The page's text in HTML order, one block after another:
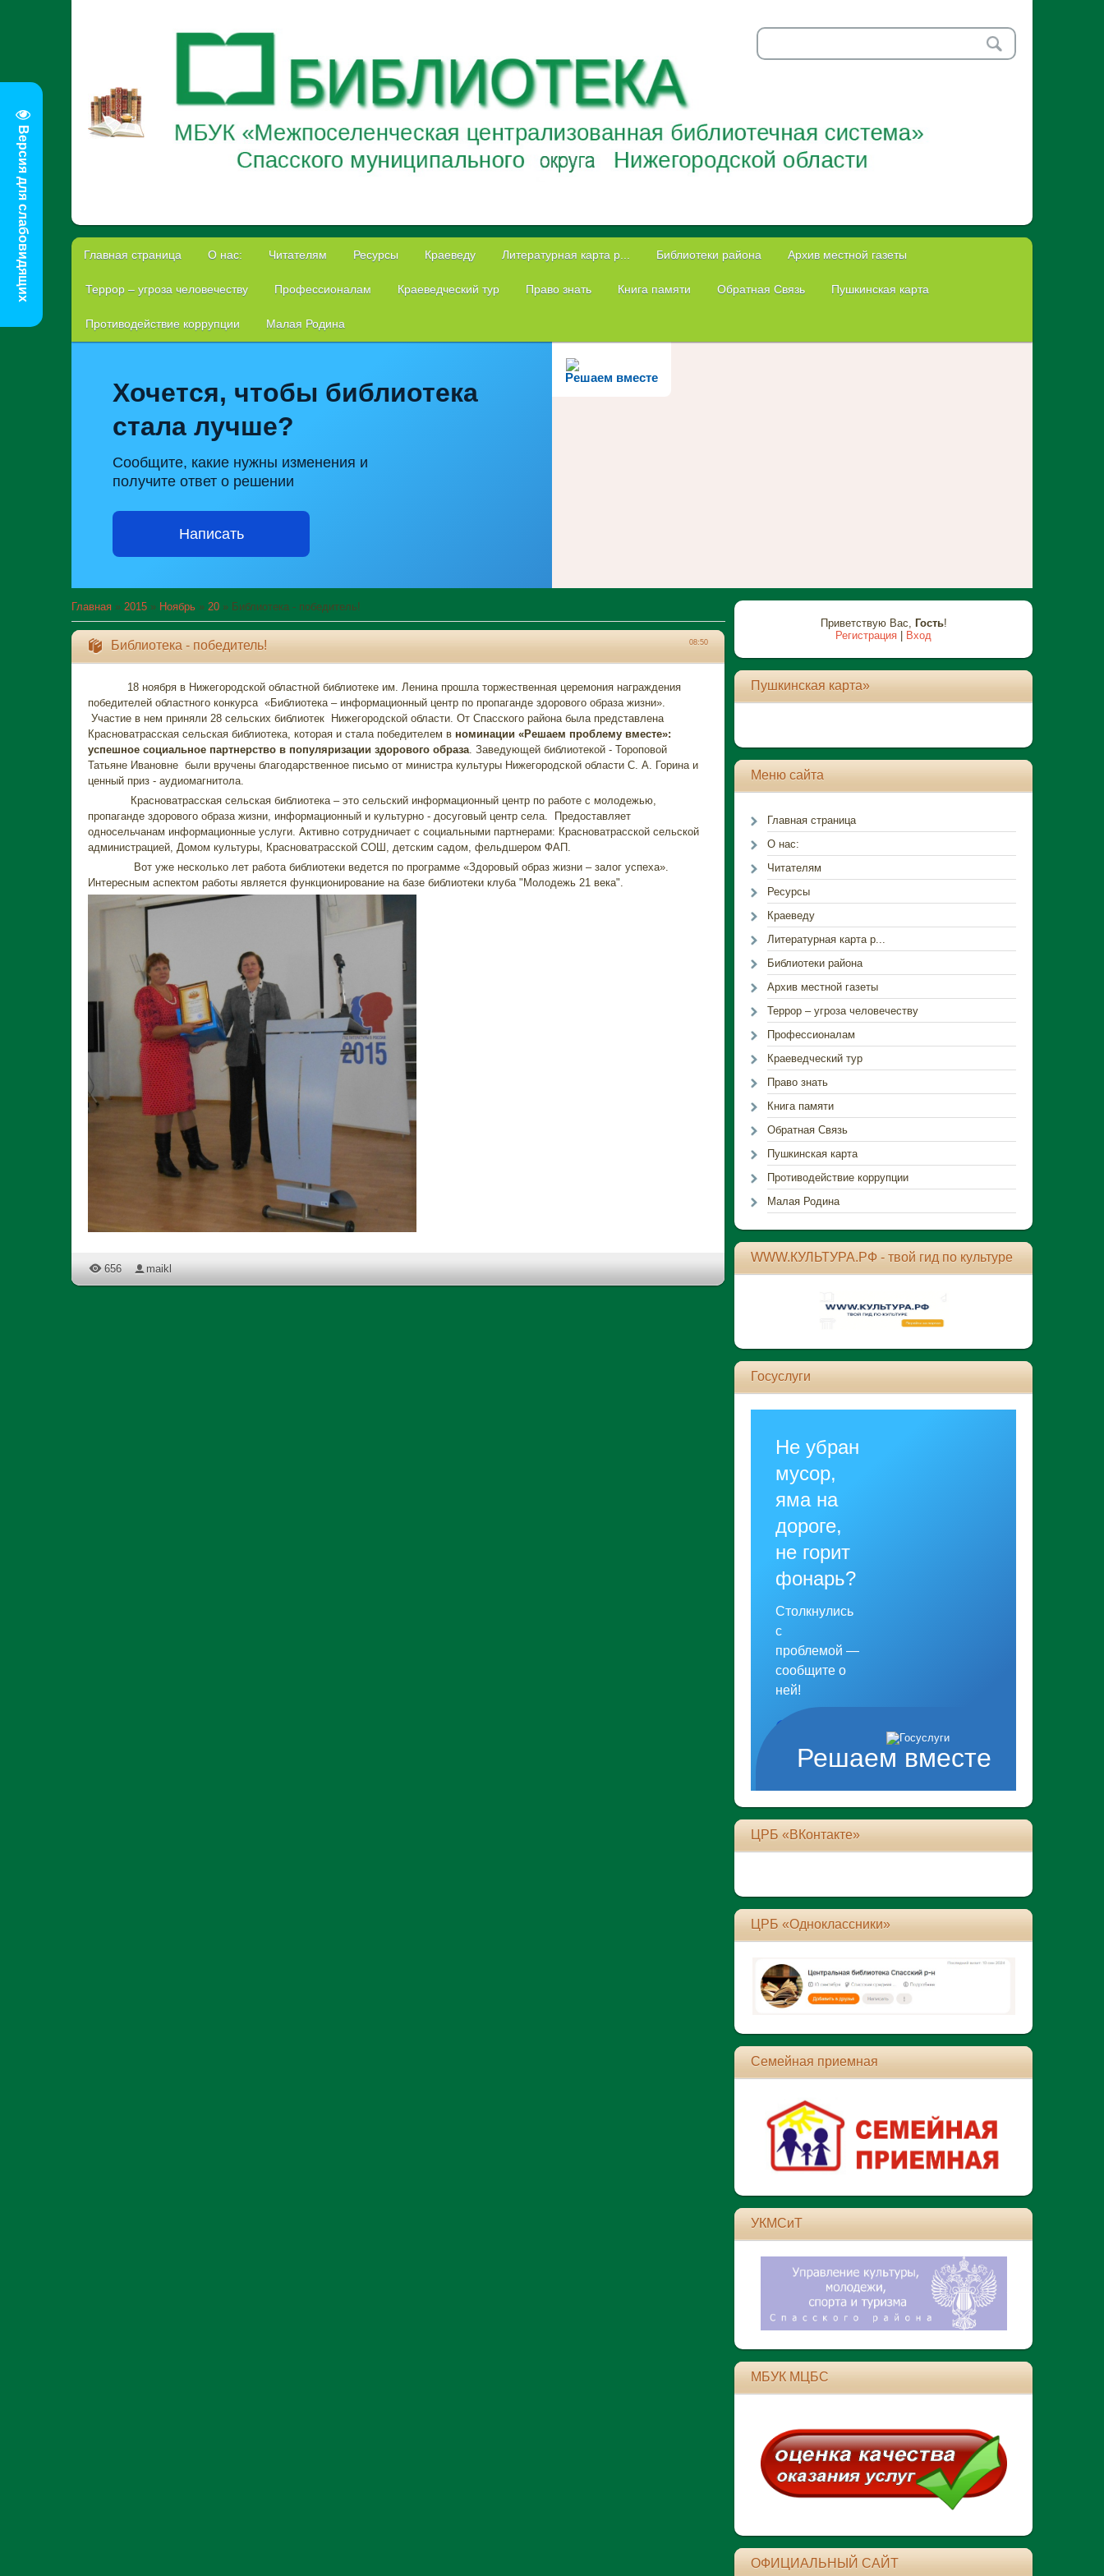
Версия для слабовидящих Главная страница О нас: Читателям Ресурсы Краеведу Литературная карта р... Библиотеки района Архив местной газеты
Террор – угроза человечеству Профессионалам Краеведческий тур Право знать Книга памяти Обратная Связь Пушкинская карта
Противодействие коррупции Малая Родина
Решаем вместе
Хочется, чтобы библиотека
стала лучше?
Сообщите, какие нужны изменения и
получите ответ о решении
Написать
Главная » 2015 » Ноябрь » 20 » Библиотека - победитель!
08:50
Библиотека - победитель!
18 ноября в Нижегородской областной библиотеке им. Ленина прошла торжественная церемония награждения
победителей областного конкурса «Библиотека – информационный центр по пропаганде здорового образа жизни».
Участие в нем приняли 28 сельских библиотек Нижегородской области. От Спасского района была представлена
Красноватрасская сельская библиотека, которая и стала победителем в номинации «Решаем проблему вместе»:
успешное социальное партнерство в популяризации здорового образа . Заведующей библиотекой - Тороповой
Татьяне Ивановне были вручены благодарственное письмо от министра культуры Нижегородской области С. А. Горина и
ценный приз - аудиомагнитола.
Красноватрасская сельская библиотека – это сельский информационный центр по работе с молодежью,
пропаганде здорового образа жизни, информационный и культурно - досуговый центр села. Предоставляет
односельчанам информационные услуги. Активно сотрудничает с социальными партнерами: Красноватрасской сельской
администрацией, Домом культуры, Красноватрасской СОШ, детским садом, фельдшером ФАП.
Вот уже несколько лет работа библиотеки ведется по программе «Здоровый образ жизни – залог успеха».
Интересным аспектом работы является функционирование на базе библиотеки клуба "Молодежь 21 века".
656 maikl
Приветствую Вас Гость!
Регистрация | Вход
Пушкинская карта»
Меню сайта
Главная страница
О нас:
Читателям
Ресурсы
Краеведу
Литературная карта р...
Библиотеки района
Архив местной газеты
Террор – угроза человечеству
Профессионалам
Краеведческий тур
Право знать
Книга памяти
Обратная Связь
Пушкинская карта
Противодействие коррупции
Малая Родина
WWW.КУЛЬТУРА.РФ - твой гид по культуре
Госуслуги
Решаем вместе
Не убран
мусор,
яма на
дороге,
не горит
фонарь?
Столкнулись
с
проблемой —
сообщите о
ней!
проблеме
ЦРБ «ВКонтакте»
ЦРБ «Одноклассники»
Семейная приемная
УКМСиТ
МБУК МЦБС
ОФИЦИАЛЬНЫЙ САЙТ